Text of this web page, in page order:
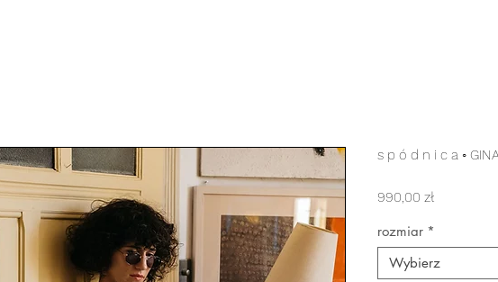
s p ó d n i c a ◦
990,00 złCena
rozmiar *
Wybierz